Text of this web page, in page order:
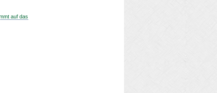
auf das